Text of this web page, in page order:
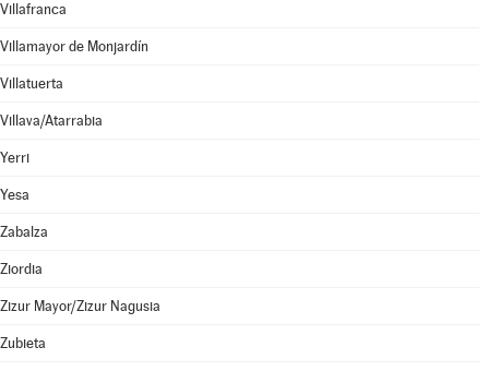
Villafranca
Villamayor de Monjardín
Villatuerta
Villava/Atarrabia
Yerri
Yesa
Zabalza
Ziordia
Zizur Mayor/Zizur Nagusia
Zubieta